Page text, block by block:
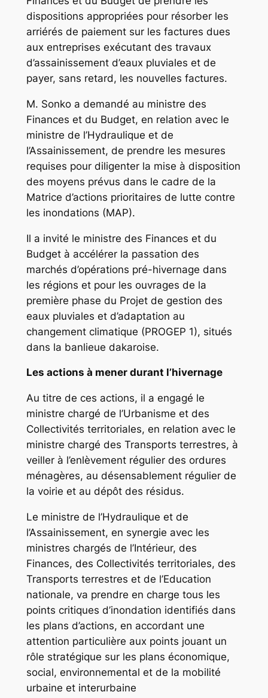
dispositions appropriées pour résorber les
arriérés de paiement sur les factures dues
aux entreprises exécutant des travaux
d’assainissement d’eaux pluviales et de
payer, sans retard, les nouvelles factures.
M. Sonko a demandé au ministre des
Finances et du Budget, en relation avec le
ministre de l’Hydraulique et de
l’Assainissement, de prendre les mesures
requises pour diligenter la mise à disposition
des moyens prévus dans le cadre de la
Matrice d’actions prioritaires de lutte contre
les inondations (MAP).
Il a invité le ministre des Finances et du
Budget à accélérer la passation des
marchés d’opérations pré-hivernage dans
les régions et pour les ouvrages de la
première phase du Projet de gestion des
eaux pluviales et d’adaptation au
changement climatique (PROGEP 1), situés
dans la banlieue dakaroise.
Les actions à mener durant l’hivernage
Au titre de ces actions, il a engagé le
ministre chargé de l’Urbanisme et des
Collectivités territoriales, en relation avec le
ministre chargé des Transports terrestres, à
veiller à l’enlèvement régulier des ordures
ménagères, au désensablement régulier de
la voirie et au dépôt des résidus.
Le ministre de l’Hydraulique et de
l’Assainissement, en synergie avec les
ministres chargés de l’Intérieur, des
Finances, des Collectivités territoriales, des
Transports terrestres et de l’Education
nationale, va prendre en charge tous les
points critiques d’inondation identifiés dans
les plans d’actions, en accordant une
attention particulière aux points jouant un
rôle stratégique sur les plans économique,
social, environnemental et de la mobilité
urbaine et interurbaine